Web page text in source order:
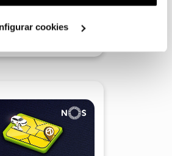
clicando em "Configurar
cookies